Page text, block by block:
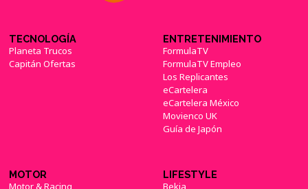
TECNOLOGÍA
Planeta Trucos
Capitán Ofertas
ENTRETENIMIENTO
FormulaTV
FormulaTV Empleo
Los Replicantes
eCartelera
eCartelera México
Movienco UK
Guía de Japón
MOTOR
Motor & Racing
LIFESTYLE
Bekia